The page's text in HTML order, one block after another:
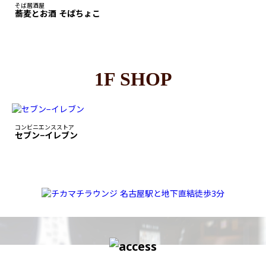
そば居酒屋
蕎麦とお酒 そばちょこ
1F SHOP
コンビニエンスストア
セブン−イレブン